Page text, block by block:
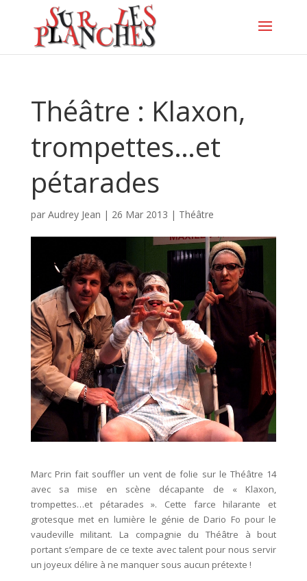
Théâtre : Klaxon,
trompettes…et
pétarades
par Audrey Jean | 26 Mar 2013 | Théâtre
Marc Prin fait souffler un vent de folie sur le Théâtre 14
avec sa mise en scène décapante de « Klaxon,
trompettes…et pétarades ». Cette farce hilarante et
grotesque met en lumière le génie de Dario Fo pour le
vaudeville militant. La compagnie du Théâtre à bout
portant s’empare de ce texte avec talent pour nous servir
un joyeux délire à ne manquer sous aucun prétexte !